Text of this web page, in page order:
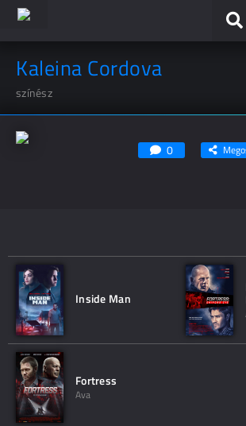
Kaleina Cordova
színész
0
Inside Man
Fortress
Ava